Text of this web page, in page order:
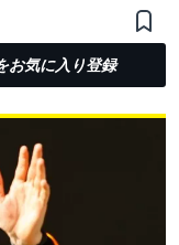
をお気に入り登録